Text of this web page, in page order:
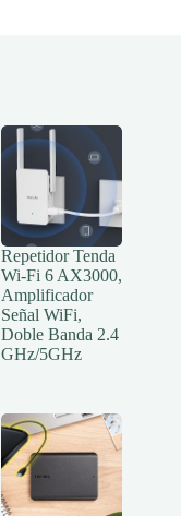
Repetidor Tenda
Wi-Fi 6 AX3000,
Amplificador
Señal WiFi,
Doble Banda 2.4
GHz/5GHz